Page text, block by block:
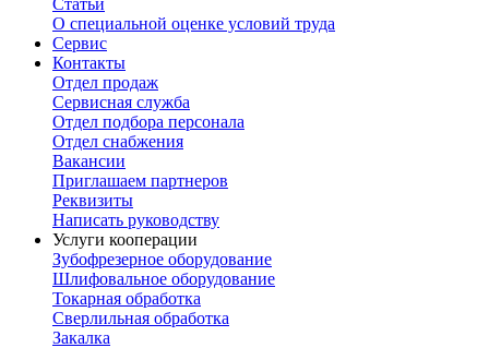
Статьи
О специальной оценке условий труда
Сервис
Контакты
Отдел продаж
Сервисная служба
Отдел подбора персонала
Отдел снабжения
Вакансии
Приглашаем партнеров
Реквизиты
Написать руководству
Услуги кооперации
Зубофрезерное оборудование
Шлифовальное оборудование
Токарная обработка
Cверлильная обработка
Закалка